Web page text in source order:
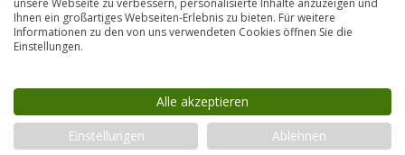
Duschwand? Lesen Sie hier, wie Sie Kalk im Bad
entfernen, welche Hausmittel helfen und wie Sie
unsere Webseite zu verbessern, personalisierte Inhalte anzuzeigen und
Ihnen ein großartiges Webseiten-Erlebnis zu bieten. Für weitere
Informationen zu den von uns verwendeten Cookies öffnen Sie die
Einstellungen.
Alle akzeptieren
Einstellungen
Ablehnen